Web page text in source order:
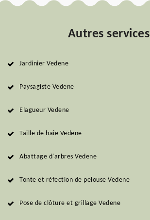
Autres services
Jardinier Vedene
Paysagiste Vedene
Elagueur Vedene
Taille de haie Vedene
Abattage d'arbres Vedene
Tonte et réfection de pelouse Vedene
Pose de clôture et grillage Vedene